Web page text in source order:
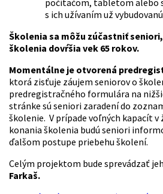
počítačom, tabletom alebo
s ich užívaním už
Školenia sa môžu zúčastniť
školenia dovŕšia vek 65 rokov.
Momentálne je otvorená
ktorá zisťuje záujem seniorov o
predregistračného formulára na
stránke sú seniori zaradení do
školenie. V prípade voľných kapacít
konania školenia budú seniori
ďalšom postupe priebehu školení.
Celým projektom bude sprevádzať
Farkaš.